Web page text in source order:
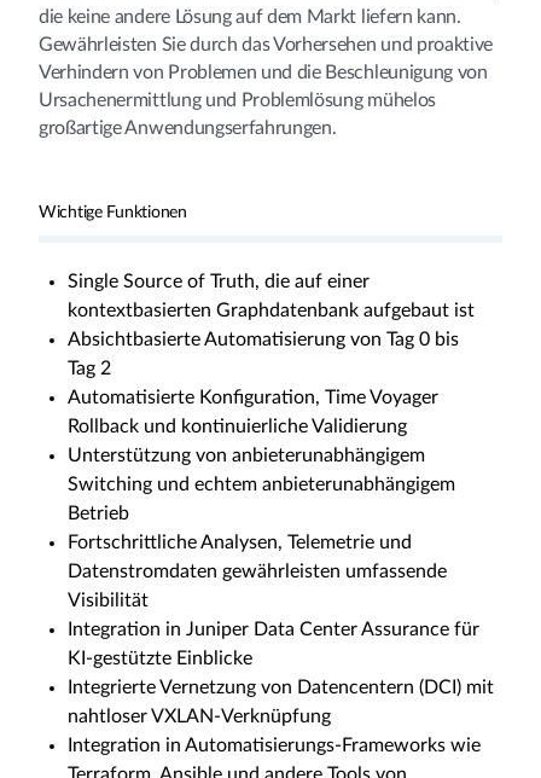
die keine andere Lösung auf dem Markt liefern kann.
Gewährleisten Sie durch das Vorhersehen und proaktive
Verhindern von Problemen und die Beschleunigung von
Ursachenermittlung und Problemlösung mühelos
großartige Anwendungserfahrungen.
Wichtige Funktionen
Single Source of Truth, die auf einer
kontextbasierten Graphdatenbank aufgebaut ist
Absichtbasierte Automatisierung von Tag 0 bis
Tag 2
Automatisierte Konfiguration, Time Voyager
Rollback und kontinuierliche Validierung
Unterstützung von anbieterunabhängigem
Switching und echtem anbieterunabhängigem
Betrieb
Fortschrittliche Analysen, Telemetrie und
Datenstromdaten gewährleisten umfassende
Visibilität
Integration in Juniper Data Center Assurance für
KI-gestützte Einblicke
Integrierte Vernetzung von Datencentern (DCI) mit
nahtloser VXLAN-Verknüpfung
Integration in Automatisierungs-Frameworks wie